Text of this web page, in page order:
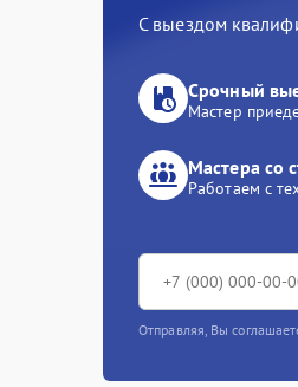
С выездом
Срочный
Мастер
Мастера со
Работаем с
Отправляя, Вы